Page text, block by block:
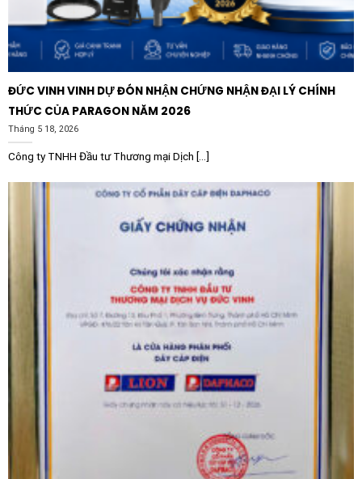
tối ưu, kết hợp giữa hiệu suất mạnh mẽ, tính năng
thông minh và độ an toàn vượt trội cho mọi công trình
điện hiện đại.
ĐỨC VINH VINH DỰ ĐÓN NHẬN CHỨNG NHẬN ĐẠI LÝ CHÍNH
THỨC CỦA PARAGON NĂM 2026
Tháng 5 18, 2026
Công ty TNHH Đầu tư Thương mại Dịch [...]